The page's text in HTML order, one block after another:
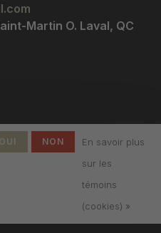
Martin O. Laval, QC
OUI NON
En savoir plus
sur les
témoins
(cookies) »